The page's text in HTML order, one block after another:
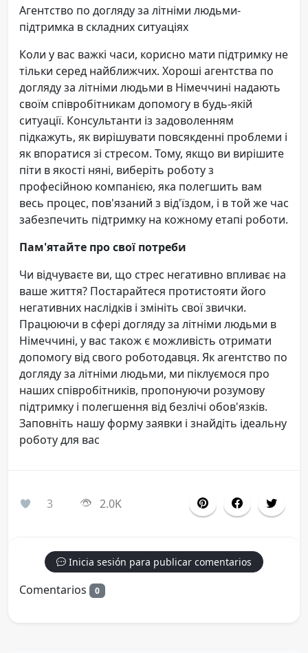
Агентство по догляду за літніми людьми-
підтримка в складних ситуаціях
Коли у вас важкі часи, корисно мати підтримку не
тільки серед найближчих. Хороші агентства по
догляду за літніми людьми в Німеччині надають
своїм співробітникам допомогу в будь-якій
ситуації. Консультанти із задоволенням
підкажуть, як вирішувати повсякденні проблеми і
як впоратися зі стресом. Тому, якщо ви вирішите
піти в якості няні, виберіть роботу з
професійною компанією, яка полегшить вам
весь процес, пов'язаний з від'їздом, і в той же час
забезпечить підтримку на кожному етапі роботи.
Пам'ятайте про свої потреби
Чи відчуваєте ви, що стрес негативно впливає на
ваше життя? Постарайтеся протистояти його
негативних наслідків і змініть свої звички.
Працюючи в сфері догляду за літніми людьми в
Німеччині, у вас також є можливість отримати
допомогу від свого роботодавця. Як агентство по
догляду за літніми людьми, ми піклуємося про
наших співробітників, пропонуючи розумову
підтримку і полегшення від безлічі обов'язків.
Заповніть нашу форму заявки і знайдіть ідеальну
роботу для вас
3 2.0K
Inicia sesión para publicar comentarios
Comentarios 0